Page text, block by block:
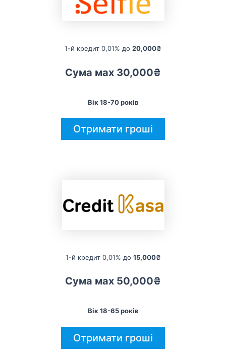
1-й кредит 0,01% до 20,000₴
Сума мах 30,000₴
Вік 18-70 років
Отримати гроші
1-й кредит 0,01% до 15,000₴
Сума мах 50,000₴
Вік 18-65 років
Отримати гроші